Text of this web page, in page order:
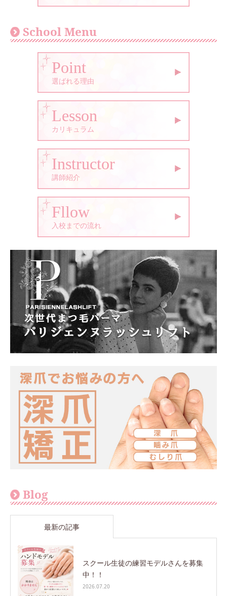
School Menu
Point
選ばれる理由
Lesson
カリキュラム
Instructor
講師紹介
Fllow
入校までの流れ
Blog
最新の記事
スクール生徒の練習モデルさんを募集
中！！
2026.07.20